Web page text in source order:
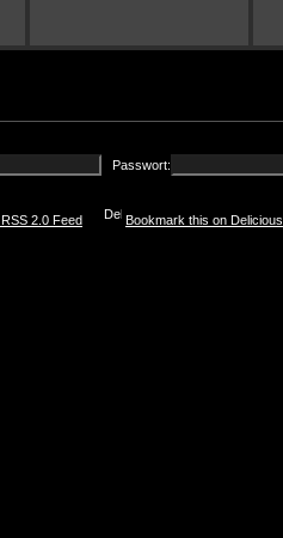
Passwort:
RSS 2.0 Feed Bookmark this on Delicious